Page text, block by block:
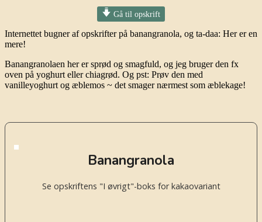
Gå til opskrift
Internettet bugner af opskrifter på banangranola, og ta-daa: Her er en
mere!
Banangranolaen her er sprød og smagfuld, og jeg bruger den fx
oven på yoghurt eller chiagrød. Og pst: Prøv den med
vanilleyoghurt og æblemos ~ det smager nærmest som æblekage!
Banangranola
Se opskriftens "I øvrigt"-boks for kakaovariant